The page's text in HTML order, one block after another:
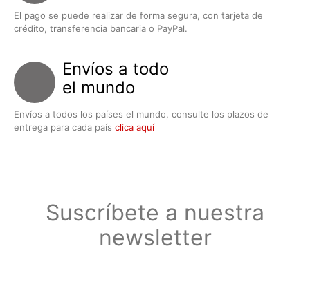
El pago se puede realizar de forma segura, con tarjeta de
crédito, transferencia bancaria o PayPal.
Envíos a todo
el mundo
Envíos a todos los países el mundo, consulte los plazos de
entrega para cada país clica aquí
Suscríbete a nuestra
newsletter